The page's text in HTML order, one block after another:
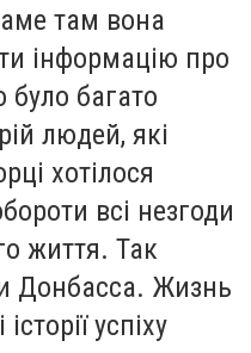
там вона
інформацію про
було багато
людей, які
хотілося
всі незгоди
життя. Так
Донбасса. Жизнь
успіху